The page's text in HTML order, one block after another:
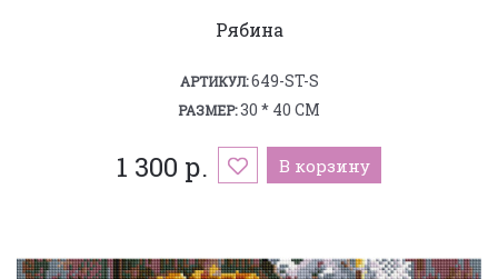
Рябина
АРТИКУЛ:649-ST-S
РАЗМЕР:30 * 40 СМ
1 300 р. В корзину